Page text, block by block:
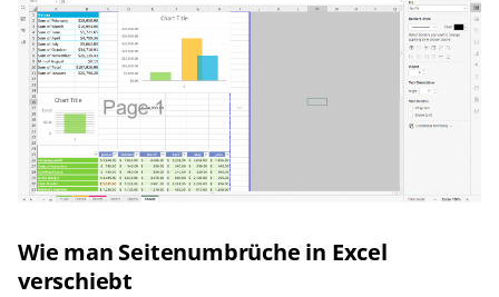
Wie man Seitenumbrüche in Excel
verschiebt